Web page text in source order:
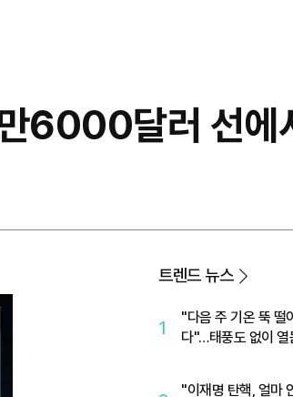
6000달러 선에
트렌드 뉴스
1
"다음 주 기온 뚝 떨
다"…태풍도 없이 열
"이재명 탄핵, 얼마